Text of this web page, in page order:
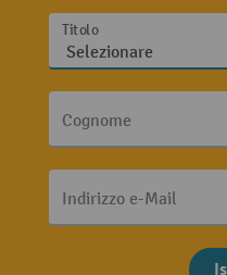
Titolo
Cognome
Indirizzo e-Mail